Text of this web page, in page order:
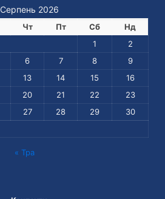
Серпень 2026
Чт Пт Сб
Нд
1
2
6 7 8
9
13 14 15
16
20 21 22
23
27 28 29
30
« Тра